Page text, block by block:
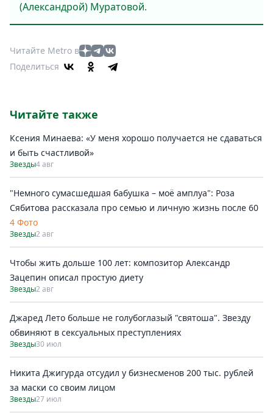
(Александрой) Муратовой.
Читайте Metro в
Поделиться
Читайте также
Ксения Минаева: «У меня хорошо получается не сдаваться
и быть счастливой»
Звезды4 авг
"Немного сумасшедшая бабушка – моё амплуа": Роза
Сябитова рассказала про семью и личную жизнь после 60
4 Фото
Звезды2 авг
Чтобы жить дольше 100 лет: композитор Александр
Зацепин описал простую диету
Звезды2 авг
Джаред Лето больше не голубоглазый "святоша". Звезду
обвиняют в сексуальных преступлениях
Звезды30 июл
Никита Джигурда отсудил у бизнесменов 200 тыс. рублей
за маски со своим лицом
Звезды27 июл